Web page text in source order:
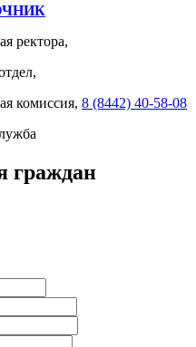
ректора,
комиссия, 8 (8442) 40-58-08
граждан